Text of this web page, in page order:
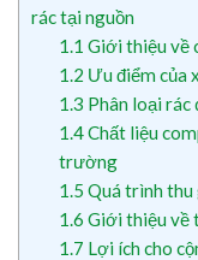
rác tại nguồn
1.1 Giới thiệu về
1.2 Ưu điểm của
1.3 Phân loại rác
1.4Chất liệu
trường
1.5 Quá trình thu
1.6 Giới thiệu về
1.7 Lợi ích cho